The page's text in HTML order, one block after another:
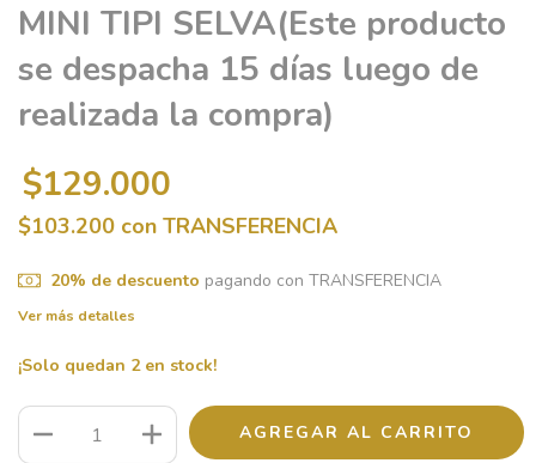
MINI TIPI SELVA(Este producto
se despacha 15 días luego de
realizada la compra)
$129.000
$103.200 con TRANSFERENCIA
20% de descuento pagando con TRANSFERENCIA
Ver más detalles
¡Solo quedan 2en stock!